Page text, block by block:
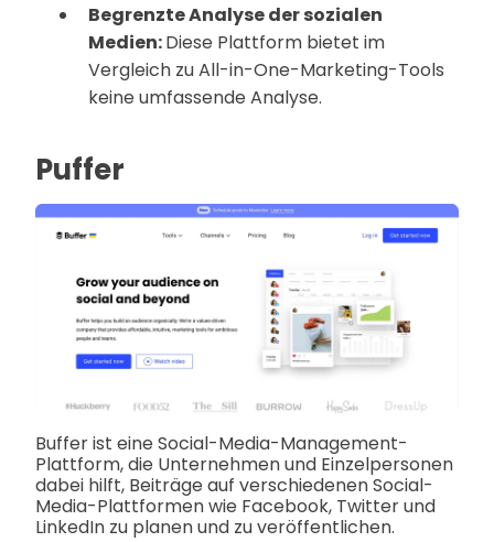
Begrenzte Analyse der sozialen
Medien:Diese Plattform bietet im
Vergleich zu All-in-One-Marketing-Tools
keine umfassende Analyse.
Puffer
Buffer ist eine Social-Media-Management-
Plattform, die Unternehmen und Einzelpersonen
dabei hilft, Beiträge auf verschiedenen Social-
Media-Plattformen wie Facebook, Twitter und
LinkedIn zu planen und zu veröffentlichen.